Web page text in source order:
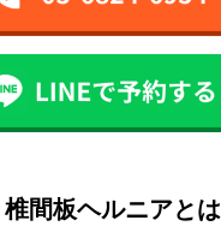
椎間板ヘルニアとは